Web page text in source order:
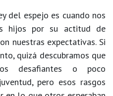
del espejo es cuando nos
hijos por su actitud de
nuestras expectativas. Si
quizá descubramos que
desafiantes o poco
pero esos rasgos